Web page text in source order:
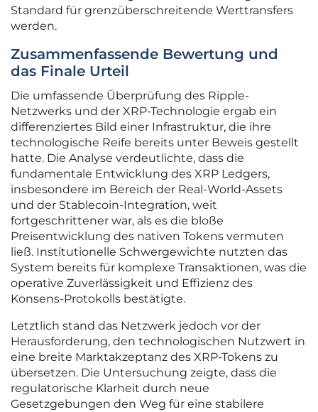
Standard für grenzüberschreitende Werttransfers
werden.
Zusammenfassende Bewertung und
das Finale Urteil
Die umfassende Überprüfung des Ripple-
Netzwerks und der XRP-Technologie ergab ein
differenziertes Bild einer Infrastruktur, die ihre
technologische Reife bereits unter Beweis gestellt
hatte. Die Analyse verdeutlichte, dass die
fundamentale Entwicklung des XRP Ledgers,
insbesondere im Bereich der Real-World-Assets
und der Stablecoin-Integration, weit
fortgeschrittener war, als es die bloße
Preisentwicklung des nativen Tokens vermuten
ließ. Institutionelle Schwergewichte nutzten das
System bereits für komplexe Transaktionen, was die
operative Zuverlässigkeit und Effizienz des
Konsens-Protokolls bestätigte.
Letztlich stand das Netzwerk jedoch vor der
Herausforderung, den technologischen Nutzwert in
eine breite Marktakzeptanz des XRP-Tokens zu
übersetzen. Die Untersuchung zeigte, dass die
regulatorische Klarheit durch neue
Gesetzgebungen den Weg für eine stabilere